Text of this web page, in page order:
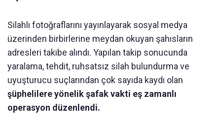
Silahlı fotoğraflarını yayınlayarak sosyal medya
üzerinden birbirlerine meydan okuyan şahısların
adresleri takibe alındı. Yapılan takip sonucunda
yaralama, tehdit, ruhsatsız silah bulundurma ve
uyuşturucu suçlarından çok sayıda kaydı olan
şüphelilere yönelik şafak vakti eş zamanlı
operasyon düzenlendi.